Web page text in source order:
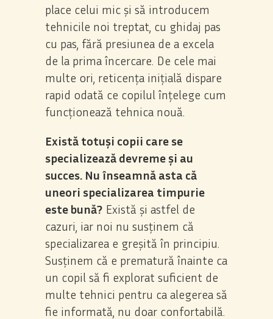
place celui mic și să introducem
tehnicile noi treptat, cu ghidaj pas
cu pas, fără presiunea de a excela
de la prima încercare. De cele mai
multe ori, reticența inițială dispare
rapid odată ce copilul înțelege cum
funcționează tehnica nouă.
Există totuși copii care se
specializează devreme și au
succes. Nu înseamnă asta că
uneori specializarea timpurie
este bună? Există și astfel de
cazuri, iar noi nu susținem că
specializarea e greșită în principiu.
Susținem că e prematură înainte ca
un copil să fi explorat suficient de
multe tehnici pentru ca alegerea să
fie informată, nu doar confortabilă.